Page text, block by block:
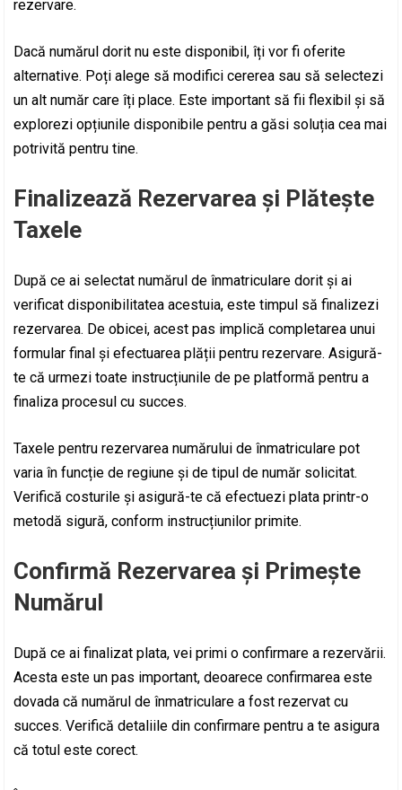
rezervare.
Dacă numărul dorit nu este disponibil, îți vor fi oferite
alternative. Poți alege să modifici cererea sau să selectezi
un alt număr care îți place. Este important să fii flexibil și să
explorezi opțiunile disponibile pentru a găsi soluția cea mai
potrivită pentru tine.
Finalizează Rezervarea și Plătește
Taxele
După ce ai selectat numărul de înmatriculare dorit și ai
verificat disponibilitatea acestuia, este timpul să finalizezi
rezervarea. De obicei, acest pas implică completarea unui
formular final și efectuarea plății pentru rezervare. Asigură-
te că urmezi toate instrucțiunile de pe platformă pentru a
finaliza procesul cu succes.
Taxele pentru rezervarea numărului de înmatriculare pot
varia în funcție de regiune și de tipul de număr solicitat.
Verifică costurile și asigură-te că efectuezi plata printr-o
metodă sigură, conform instrucțiunilor primite.
Confirmă Rezervarea și Primește
Numărul
După ce ai finalizat plata, vei primi o confirmare a rezervării.
Acesta este un pas important, deoarece confirmarea este
dovada că numărul de înmatriculare a fost rezervat cu
succes. Verifică detaliile din confirmare pentru a te asigura
că totul este corect.